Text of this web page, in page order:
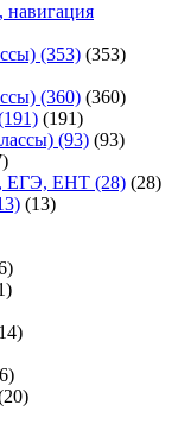
навигация
(353) (353)
(360) (360)
(191)
(93) (93)
ЕГЭ, ЕНТ (28) (28)
(13)